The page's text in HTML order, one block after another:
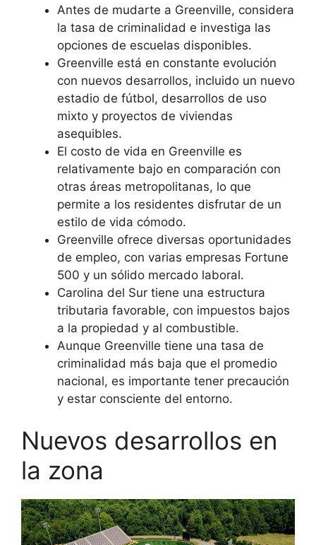
Antes de mudarte a Greenville, considera
la tasa de criminalidad e investiga las
opciones de escuelas disponibles.
Greenville está en constante evolución
con nuevos desarrollos, incluido un nuevo
estadio de fútbol, desarrollos de uso
mixto y proyectos de viviendas
asequibles.
El costo de vida en Greenville es
relativamente bajo en comparación con
otras áreas metropolitanas, lo que
permite a los residentes disfrutar de un
estilo de vida cómodo.
Greenville ofrece diversas oportunidades
de empleo, con varias empresas Fortune
500 y un sólido mercado laboral.
Carolina del Sur tiene una estructura
tributaria favorable, con impuestos bajos
a la propiedad y al combustible.
Aunque Greenville tiene una tasa de
criminalidad más baja que el promedio
nacional, es importante tener precaución
y estar consciente del entorno.
Nuevos desarrollos en
la zona